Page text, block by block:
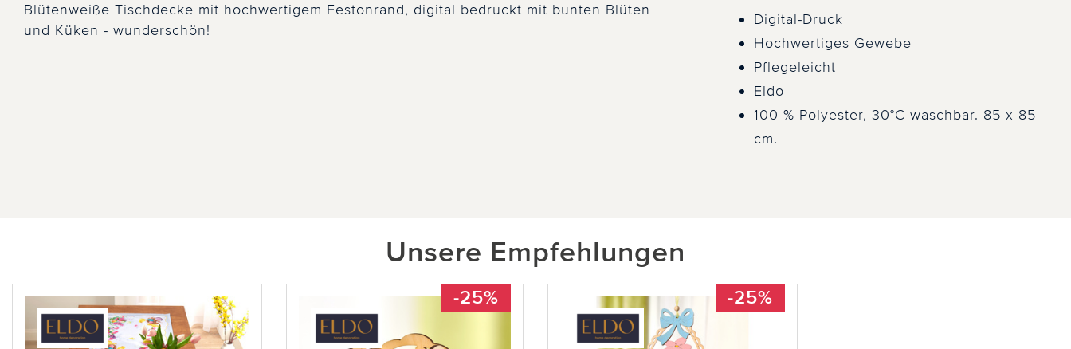
Blütenweiße Tischdecke mit hochwertigem Festonrand, digital bedruckt mit bunten Blüten
und Küken - wunderschön!
Digital-Druck
Hochwertiges Gewebe
Pflegeleicht
Eldo
100 % Polyester, 30°C waschbar. 85 x 85
cm.
Unsere Empfehlungen
-25% -25%